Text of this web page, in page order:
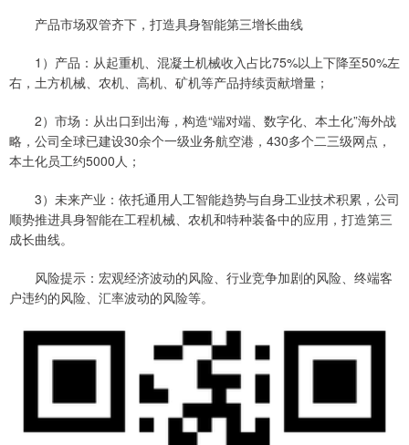
产品市场双管齐下，打造具身智能第三增长曲线
1）产品：从起重机、混凝土机械收入占比75%以上下降至50%左
右，土方机械、农机、高机、矿机等产品持续贡献增量；
2）市场：从出口到出海，构造“端对端、数字化、本土化”海外战
略，公司全球已建设30余个一级业务航空港，430多个二三级网点，
本土化员工约5000人；
3）未来产业：依托通用人工智能趋势与自身工业技术积累，公司
顺势推进具身智能在工程机械、农机和特种装备中的应用，打造第三
成长曲线。
风险提示：宏观经济波动的风险、行业竞争加剧的风险、终端客
户违约的风险、汇率波动的风险等。